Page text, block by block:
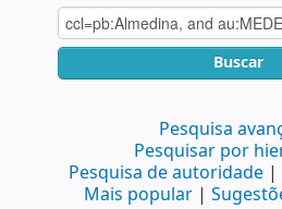
Buscar
Pesquisa
Pesquisar por
Pesquisa de autoridade
Mais popular